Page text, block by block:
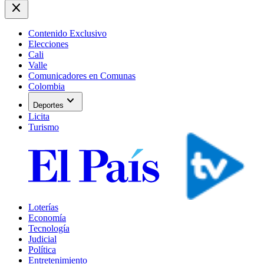
close
Contenido Exclusivo
Elecciones
Cali
Valle
Comunicadores en Comunas
Colombia
Deportes expand_more
Licita
Turismo
Loterías
Economía
Tecnología
Judicial
Política
Entretenimiento